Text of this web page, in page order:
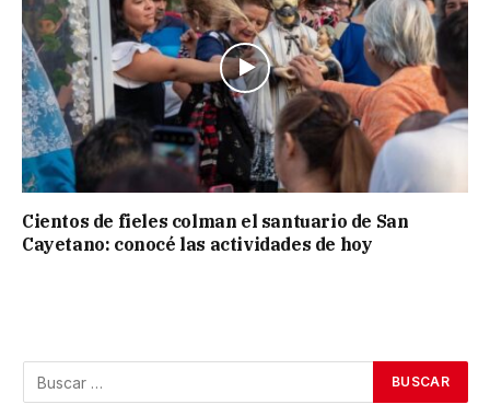
Cientos de fieles colman el santuario de San
Cayetano: conocé las actividades de hoy